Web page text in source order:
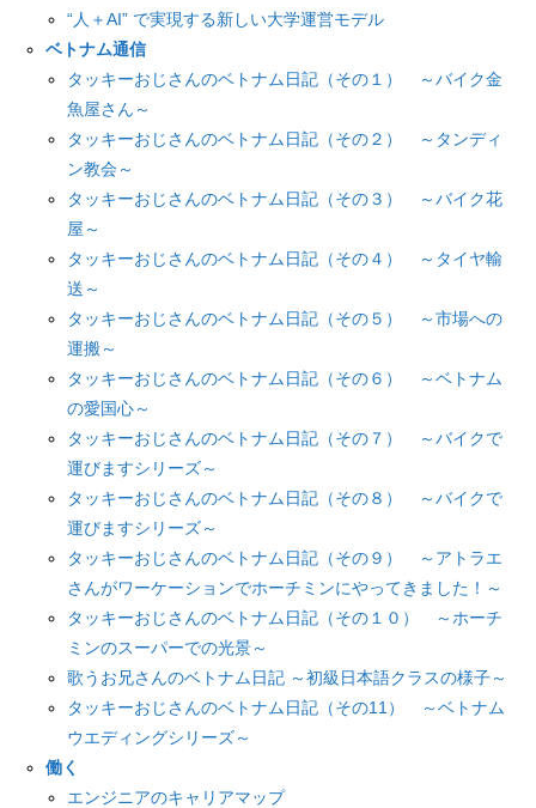
“人＋AI” で実現する新しい大学運営モデル
ベトナム通信
タッキーおじさんのベトナム日記（その１） ～バイク金
魚屋さん～
タッキーおじさんのベトナム日記（その２） ～タンディ
ン教会～
タッキーおじさんのベトナム日記（その３） ～バイク花
屋～
タッキーおじさんのベトナム日記（その４） ～タイヤ輸
送～
タッキーおじさんのベトナム日記（その５） ～市場への
運搬～
タッキーおじさんのベトナム日記（その６） ～ベトナム
の愛国心～
タッキーおじさんのベトナム日記（その７） ～バイクで
運びますシリーズ～
タッキーおじさんのベトナム日記（その８） ～バイクで
運びますシリーズ～
タッキーおじさんのベトナム日記（その９） ～アトラエ
さんがワーケーションでホーチミンにやってきました！～
タッキーおじさんのベトナム日記（その１０） ～ホーチ
ミンのスーパーでの光景～
歌うお兄さんのベトナム日記 ～初級日本語クラスの様子～
タッキーおじさんのベトナム日記（その11） ～ベトナム
ウエディングシリーズ～
働く
エンジニアのキャリアマップ